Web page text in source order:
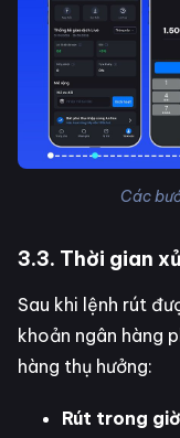
Các
3.3. Thời gian
Sau khi lệnh rút
khoản ngân hàng
hàng thụ hưởng:
Rút trong